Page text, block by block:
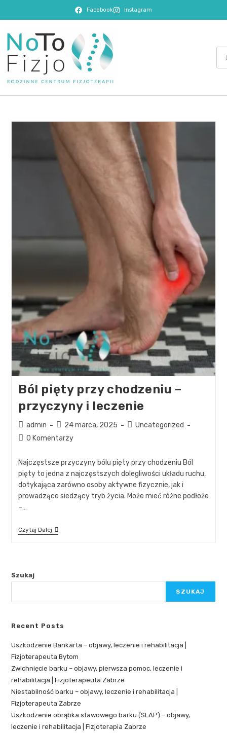
Facebook Instagram
Ból pięty przy chodzeniu –
przyczyny i leczenie
admin 24 marca, 2025
Uncategorized
0 Komentarzy
Najczęstsze przyczyny bólu pięty przy chodzeniu Ból
pięty to jedna z najczęstszych dolegliwości układu ruchu,
dotykająca zarówno osoby aktywne fizycznie, jak i
prowadzące siedzący tryb życia. Może mieć różne podłoże
–…
Czytaj Dalej
Szukaj
SZUKAJ
Recent Posts
Uszkodzenie Bankarta – objawy, leczenie i rehabilitacja |
Fizjoterapeuta Bytom
Zwichnięcie barku – objawy, pierwsza pomoc, leczenie i
rehabilitacja | Fizjoterapeuta Zabrze
Niestabilność barku – objawy, leczenie i rehabilitacja |
Fizjoterapeuta Zabrze
Uszkodzenie obrąbka stawowego barku (SLAP) – objawy,
leczenie i rehabilitacja | Fizjoterapia Zabrze